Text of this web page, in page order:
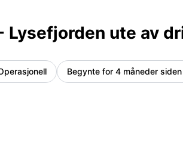
Lysefjorden ute av
Begynte for 4 måneder siden